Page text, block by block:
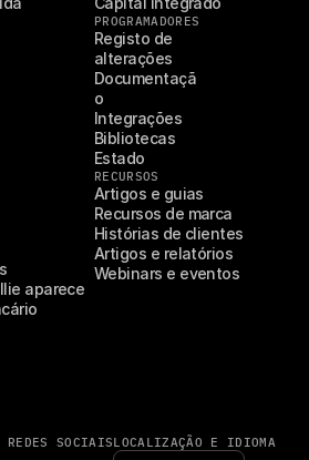
aparece
PROGRAMADORES
Registo de
alterações
Documentaçã
o
Integrações
Bibliotecas
Estado
RECURSOS
Artigos e guias
Recursos de marca
Histórias de clientes
Artigos e relatórios
Webinars e eventos
REDES SOCIAISLOCALIZAÇÃO E IDIOMA
Select Language